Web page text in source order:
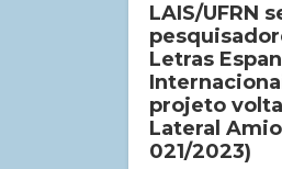
LAIS/UFRN
Letras
projeto
Lateral
021/2023)